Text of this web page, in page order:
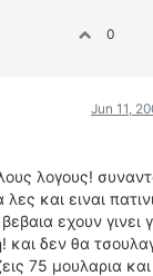
0
Jun 11,
λογους!
και ειναι
εχουν γινει
και δεν θα
75 μουλαρια και